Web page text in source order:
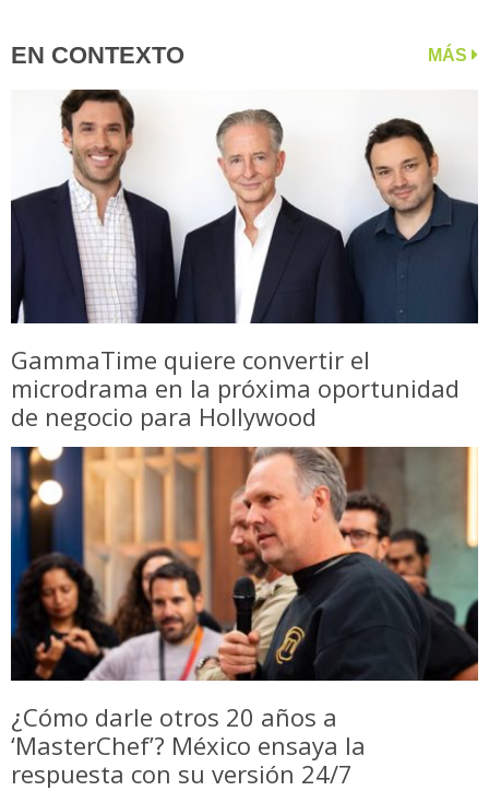
EN CONTEXTO MÁS
GammaTime quiere convertir el
microdrama en la próxima oportunidad
de negocio para Hollywood
¿Cómo darle otros 20 años a
‘MasterChef’? México ensaya la
respuesta con su versión 24/7